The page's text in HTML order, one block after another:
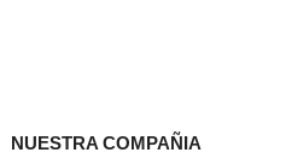
NUESTRA COMPAÑIA